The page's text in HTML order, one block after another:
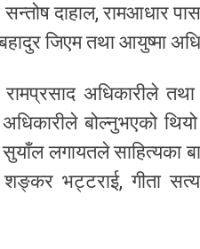
दाहाल, रामआधार
जिएम तथा आयुष्मा
अधिकारीले
अधिकारीले बोल्नुभएको
सुयाँल लगायतले साहित्यका
शङ्कर भट्टराई, गीता